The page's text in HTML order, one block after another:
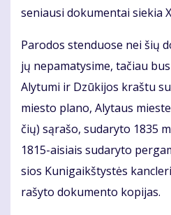
se­niau­si do­ku­men­tai sie­kia
Pa­ro­dos sten­duo­se nei šių
jų ne­pa­ma­ty­si­me, ta­čiau
Aly­tu­mi ir Dzū­ki­jos kraš­tu
mies­to pla­no, Aly­taus
čių) są­ra­šo, su­da­ry­to 1835
1815-ai­siais su­da­ry­to
sios Ku­ni­gaikš­tys­tės
ra­šy­to do­ku­men­to ko­pi­jas.